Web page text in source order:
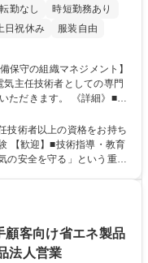
転勤なし
時短勤務あり
日祝休み 服装自由
。 《詳細》■当
知識のレクチャー■当社が
なアドバイスやフォローア
ポイントなどをテーマにし
技術者以上の資格をお持ち
ュールの調整なども自由度
高く、自身の貢献が事業の
院
三種電気主任技術者 第一
顧客向け省エネ製品
法人営業